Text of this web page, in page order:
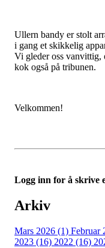
Ullern bandy er stolt
i gang et skikkelig
Vi gleder oss vanvittig,
kok også på tribunen.
Velkommen!
Logg inn for å skrive
Arkiv
Mars 2026 (1) Februar
2023 (16) 2022 (16)